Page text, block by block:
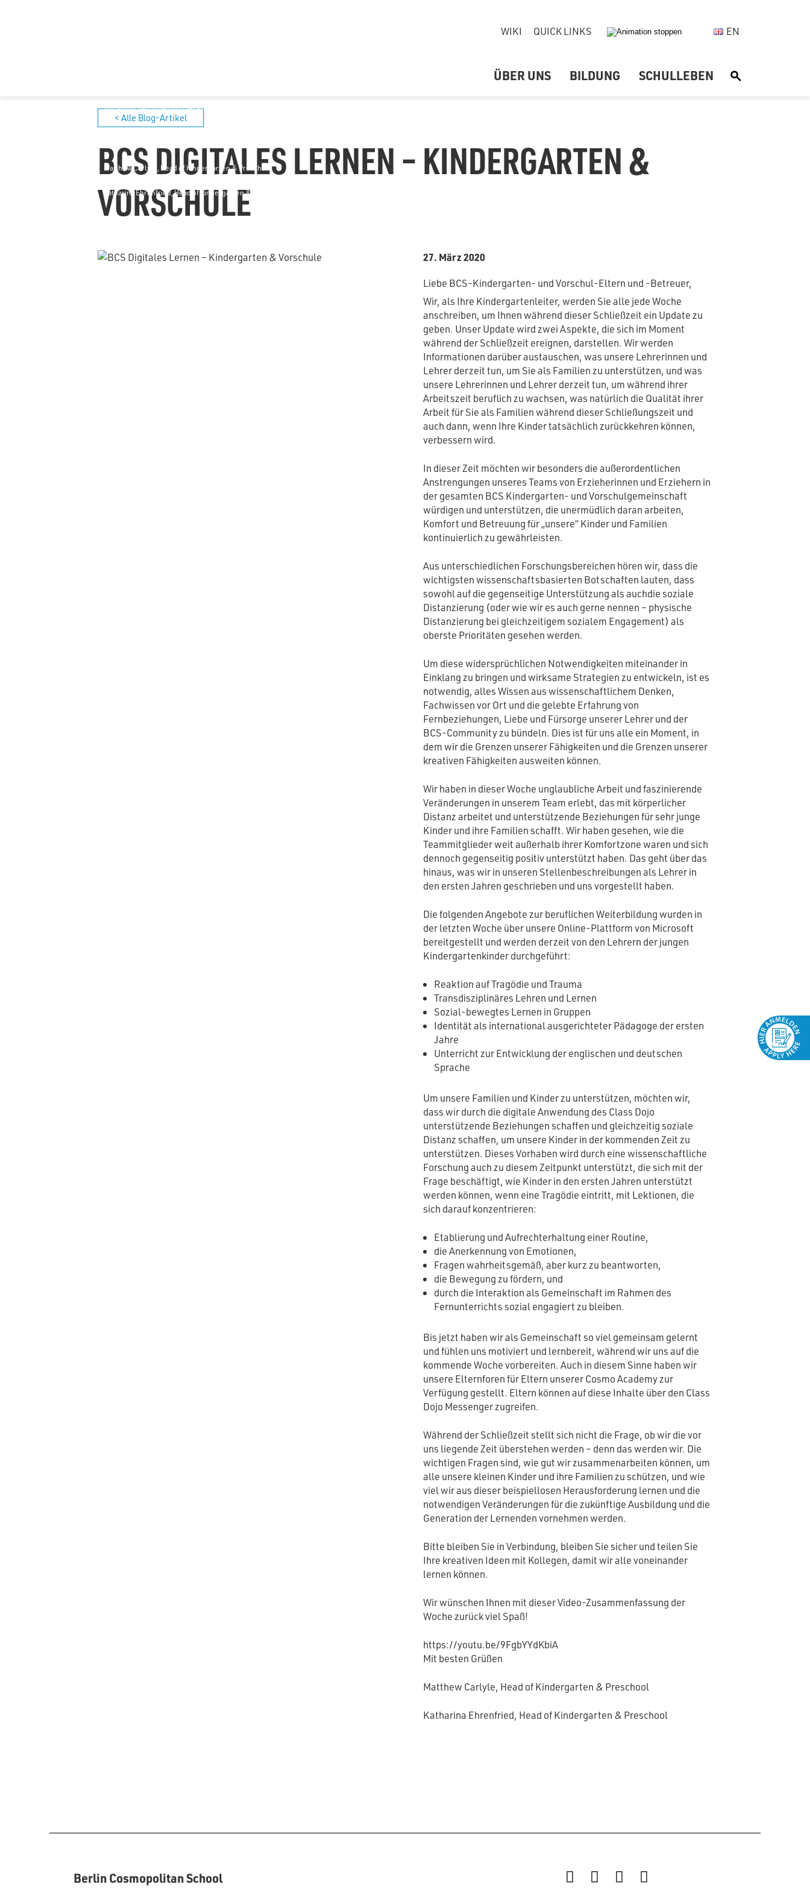
WIKI QUICK LINKS EN
ÜBER UNS BILDUNG SCHULLEBEN S
< Alle Blog-Artikel
BCS DIGITALES LERNEN – KINDERGARTEN &
VORSCHULE
Wir wünschen Ihnen mit dieser Video-Zusammenfassung der Woche zurück viel Spaß!
Matthew Carlyle, Head of Kindergarten & Preschool
Katharina Ehrenfried, Head of Kindergarten & Preschool
27. März 2020
Liebe BCS-Kindergarten- und Vorschul-Eltern und -Betreuer,
Wir, als Ihre Kindergartenleiter, werden Sie alle jede Woche
anschreiben, um Ihnen während dieser Schließzeit ein Update zu
geben. Unser Update wird zwei Aspekte, die sich im Moment
während der Schließzeit ereignen, darstellen. Wir werden
Informationen darüber austauschen, was unsere Lehrerinnen und
Lehrer derzeit tun, um Sie als Familien zu unterstützen, und was
unsere Lehrerinnen und Lehrer derzeit tun, um während ihrer
Arbeitszeit beruflich zu wachsen, was natürlich die Qualität ihrer
Arbeit für Sie als Familien während dieser Schließungszeit und
auch dann, wenn Ihre Kinder tatsächlich zurückkehren können,
verbessern wird.
In dieser Zeit möchten wir besonders die außerordentlichen
Anstrengungen unseres Teams von Erzieherinnen und Erziehern in
der gesamten BCS Kindergarten- und Vorschulgemeinschaft
würdigen und unterstützen, die unermüdlich daran arbeiten,
Komfort und Betreuung für „unsere“ Kinder und Familien
kontinuierlich zu gewährleisten.
Aus unterschiedlichen Forschungsbereichen hören wir, dass die
wichtigsten wissenschaftsbasierten Botschaften lauten, dass
sowohl auf die gegenseitige Unterstützung als auchdie soziale
Distanzierung (oder wie wir es auch gerne nennen – physische
Distanzierung bei gleichzeitigem sozialem Engagement) als
oberste Prioritäten gesehen werden.
Um diese widersprüchlichen Notwendigkeiten miteinander in
Einklang zu bringen und wirksame Strategien zu entwickeln, ist es
notwendig, alles Wissen aus wissenschaftlichem Denken,
Fachwissen vor Ort und die gelebte Erfahrung von
Fernbeziehungen, Liebe und Fürsorge unserer Lehrer und der
BCS-Community zu bündeln. Dies ist für uns alle ein Moment, in
dem wir die Grenzen unserer Fähigkeiten und die Grenzen unserer
kreativen Fähigkeiten ausweiten können.
Wir haben in dieser Woche unglaubliche Arbeit und faszinierende
Veränderungen in unserem Team erlebt, das mit körperlicher
Distanz arbeitet und unterstützende Beziehungen für sehr junge
Kinder und ihre Familien schafft. Wir haben gesehen, wie die
Teammitglieder weit außerhalb ihrer Komfortzone waren und sich
dennoch gegenseitig positiv unterstützt haben. Das geht über das
hinaus, was wir in unseren Stellenbeschreibungen als Lehrer in
den ersten Jahren geschrieben und uns vorgestellt haben.
Die folgenden Angebote zur beruflichen Weiterbildung wurden in
der letzten Woche über unsere Online-Plattform von Microsoft
bereitgestellt und werden derzeit von den Lehrern der jungen
Kindergartenkinder durchgeführt:
Reaktion auf Tragödie und Trauma
Transdisziplinäres Lehren und Lernen
Sozial-bewegtes Lernen in Gruppen
Identität als international ausgerichteter Pädagoge der ersten
Jahre
Unterricht zur Entwicklung der englischen und deutschen
Sprache
Um unsere Familien und Kinder zu unterstützen, möchten wir,
dass wir durch die digitale Anwendung des Class Dojo
unterstützende Beziehungen schaffen und gleichzeitig soziale
Distanz schaffen, um unsere Kinder in der kommenden Zeit zu
unterstützen. Dieses Vorhaben wird durch eine wissenschaftliche
Forschung auch zu diesem Zeitpunkt unterstützt, die sich mit der
Frage beschäftigt, wie Kinder in den ersten Jahren unterstützt
werden können, wenn eine Tragödie eintritt, mit Lektionen, die
sich darauf konzentrieren:
Etablierung und Aufrechterhaltung einer Routine,
die Anerkennung von Emotionen,
Fragen wahrheitsgemäß, aber kurz zu beantworten,
die Bewegung zu fördern, und
durch die Interaktion als Gemeinschaft im Rahmen des
Fernunterrichts sozial engagiert zu bleiben.
Bis jetzt haben wir als Gemeinschaft so viel gemeinsam gelernt
und fühlen uns motiviert und lernbereit, während wir uns auf die
kommende Woche vorbereiten. Auch in diesem Sinne haben wir
unsere Elternforen für Eltern unserer Cosmo Academy zur
Verfügung gestellt. Eltern können auf diese Inhalte über den Class
Dojo Messenger zugreifen.
Während der Schließzeit stellt sich nicht die Frage, ob wir die vor
uns liegende Zeit überstehen werden – denn das werden wir. Die
wichtigen Fragen sind, wie gut wir zusammenarbeiten können, um
alle unsere kleinen Kinder und ihre Familien zu schützen, und wie
viel wir aus dieser beispiellosen Herausforderung lernen und die
notwendigen Veränderungen für die zukünftige Ausbildung und die
Generation der Lernenden vornehmen werden.
Bitte bleiben Sie in Verbindung, bleiben Sie sicher und teilen Sie
Ihre kreativen Ideen mit Kollegen, damit wir alle voneinander
lernen können.
Wir wünschen Ihnen mit dieser Video-Zusammenfassung der
Woche zurück viel Spaß!
https://youtu.be/9FgbYYdKbiA
Mit besten Grüßen
Matthew Carlyle, Head of Kindergarten & Preschool
Katharina Ehrenfried, Head of Kindergarten & Preschool
Berlin Cosmopolitan School InstagramFacebookLinkedIn